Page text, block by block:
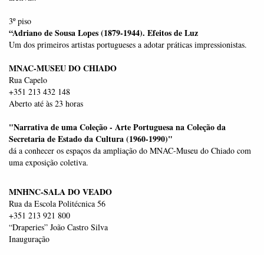
3º piso
“Adriano de Sousa Lopes (1879-1944). Efeitos de Luz
Um dos primeiros artistas portugueses a adotar práticas impressionistas.
MNAC-MUSEU DO CHIADO
Rua Capelo
+351 213 432 148
Aberto até às 23 horas
"Narrativa de uma Coleção - Arte Portuguesa na Coleção da
Secretaria de Estado da Cultura (1960-1990)"
dá a conhecer os espaços da ampliação do MNAC-Museu do Chiado com
uma exposição coletiva.
MNHNC-SALA DO VEADO
Rua da Escola Politécnica 56
+351 213 921 800
“Draperies” João Castro Silva
Inauguração